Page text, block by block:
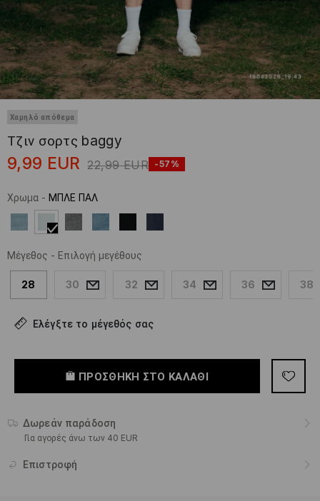
Χαμηλό απόθεμα
Τζιν σορτς baggy
9,99 EUR 22,99 EUR -57%
Χρωμα - ΜΠΛΕ ΠΑΛ
Μέγεθος - Επιλογή μεγέθους
28 30 32 34 36 38
Ελέγξτε το μέγεθός σας
ΠΡΟΣΘΉΚΗ ΣΤΟ ΚΑΛΆΘΙ
Δωρεάν παράδοση
Για αγορές άνω των 40 EUR
Επιστροφή